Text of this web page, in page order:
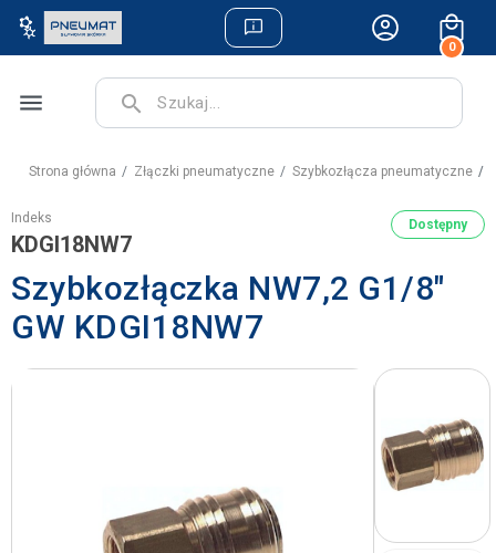
0
menu search
Strona główna Złączki pneumatyczne Szybkozłącza pneumatyczne
Indeks
KDGI18NW7
Dostępny
Szybkozłączka NW7,2 G1/8"
GW KDGI18NW7